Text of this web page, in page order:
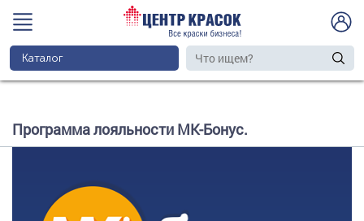
Каталог
Программа лояльности МК-Бонус.